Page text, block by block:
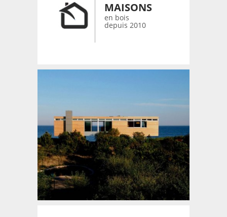
CONTACT
MAISONS
en bois
depuis 2010